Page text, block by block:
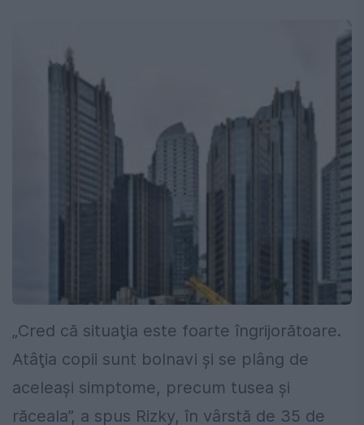
„Cred că situaţia este foarte îngrijorătoare.
Atâţia copii sunt bolnavi şi se plâng de
aceleaşi simptome, precum tusea şi
răceala”, a spus Rizky, în vârstă de 35 de